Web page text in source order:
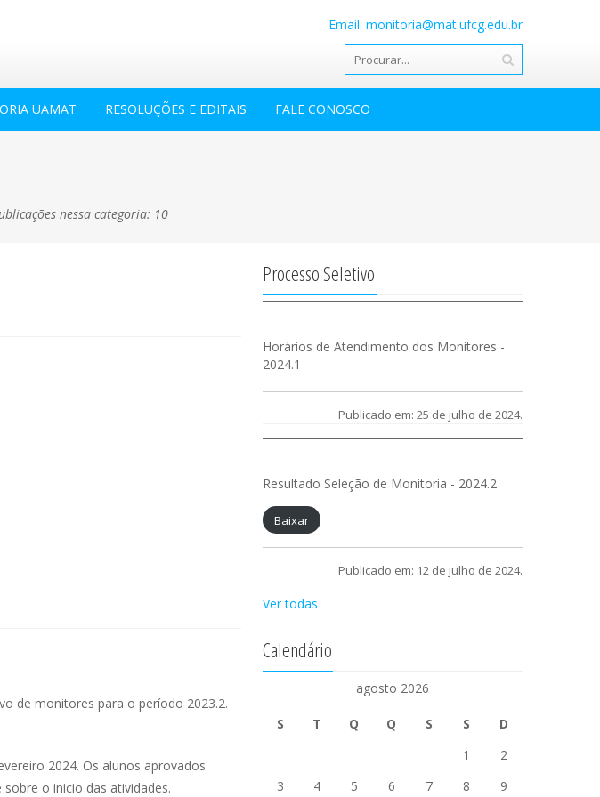
Email: monitoria@mat.ufcg.edu.br
UAMAT RESOLUÇÕES E EDITAIS FALE CONOSCO
nessa categoria: 10
de monitores para o período 2023.2.
2024. Os alunos aprovados
sobre o inicio das atividades.
Processo Seletivo
Horários de Atendimento dos Monitores -
2024.1
Publicado em: 25 de julho de 2024.
Resultado Seleção de Monitoria - 2024.2
Baixar
Publicado em: 12 de julho de 2024.
Ver todas
Calendário
agosto 2026
S T Q Q S S
D
1
2
3
4 5 6 7 8 9